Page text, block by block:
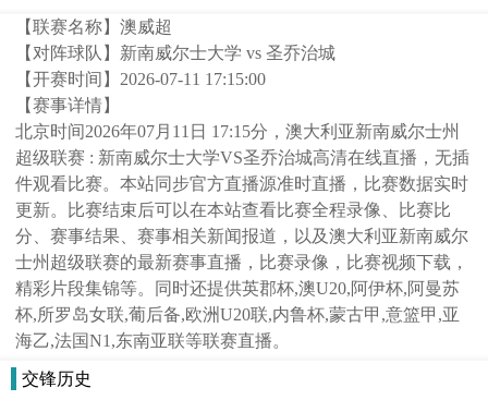
【联赛名称】澳威超
【对阵球队】 新南威尔士大学 vs 圣乔治城
【开赛时间】 2026-07-11 17:15:00
【赛事详情】
北京时间2026年07月11日 17:15分，澳大利亚新南威尔士州
超级联赛 : 新南威尔士大学VS圣乔治城高清在线直播，无插
件观看比赛。本站同步官方直播源准时直播，比赛数据实时
更新。比赛结束后可以在本站查看比赛全程录像、比赛比
分、赛事结果、赛事相关新闻报道，以及澳大利亚新南威尔
士州超级联赛的最新赛事直播，比赛录像，比赛视频下载，
精彩片段集锦等。同时还提供英郡杯,澳U20,阿伊杯,阿曼苏
杯,所罗岛女联,葡后备,欧洲U20联,内鲁杯,蒙古甲,意篮甲,亚
海乙,法国N1,东南亚联等联赛直播。
交锋历史